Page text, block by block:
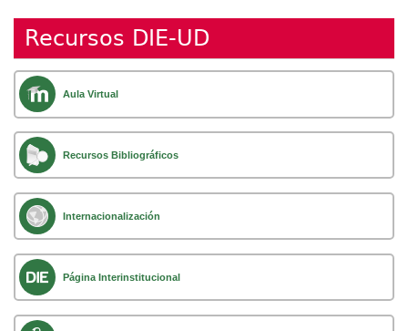
Recursos DIE-UD
Aula Virtual
Recursos Bibliográficos
Internacionalización
Página Interinstitucional